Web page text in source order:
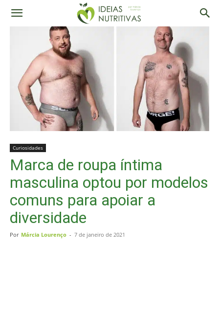
Curiosidades
Marca de roupa íntima
masculina optou por modelos
comuns para apoiar a
diversidade
Por Márcia Lourenço - 7 de janeiro de 2021